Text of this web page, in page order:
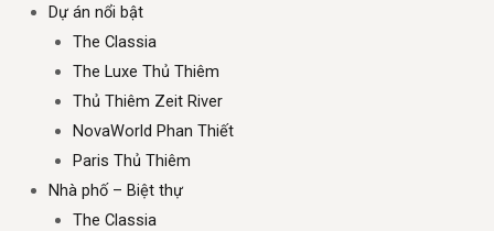
Dự án nổi bật
The Classia
The Luxe Thủ Thiêm
Thủ Thiêm Zeit River
NovaWorld Phan Thiết
Paris Thủ Thiêm
Nhà phố – Biệt thự
The Classia